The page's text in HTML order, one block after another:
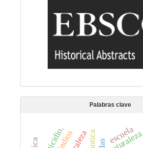
Palabras clave
naturaleza
escuela